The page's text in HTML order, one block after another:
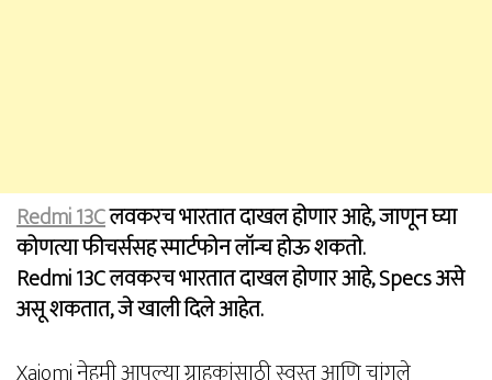
Redmi 13Cलवकरच भारतात दाखल होणार आहे, जाणून घ्या
कोणत्या फीचर्ससह स्मार्टफोन लॉन्च होऊ शकतो.
Redmi 13C लवकरच भारतात दाखल होणार आहे, Specs असे
असू शकतात, जे खाली दिले आहेत.